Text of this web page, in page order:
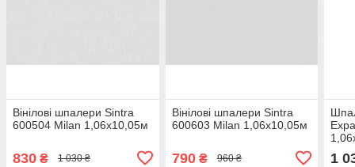
Вінілові шпалери Sintra
600504 Milan 1,06х10,05м
830 ₴ 1 030 ₴
Вінілові шпалери Sintra
600603 Milan 1,06х10,05м
790₴ 960 ₴ 1